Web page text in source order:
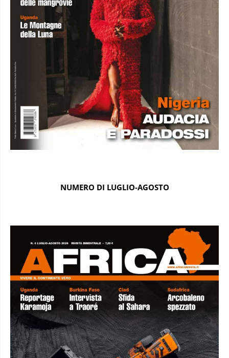
NUMERO DI LUGLIO-AGOSTO